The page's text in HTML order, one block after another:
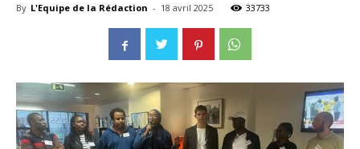
By L'Equipe de la Rédaction - 18 avril 2025 33733